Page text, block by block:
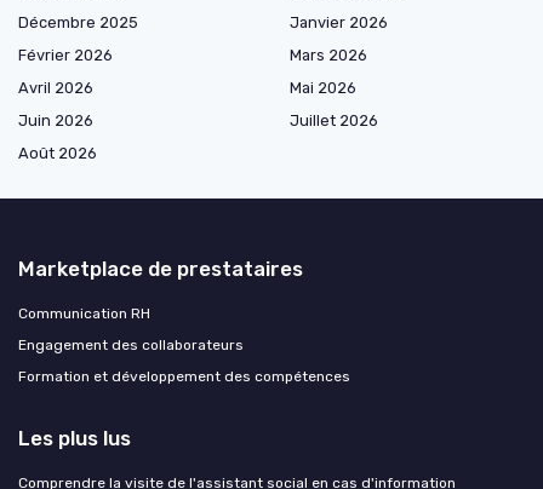
Décembre 2025
Janvier 2026
Février 2026
Mars 2026
Avril 2026
Mai 2026
Juin 2026
Juillet 2026
Août 2026
Marketplace de prestataires
Communication RH
Engagement des collaborateurs
Formation et développement des compétences
Les plus lus
Comprendre la visite de l'assistant social en cas d'information